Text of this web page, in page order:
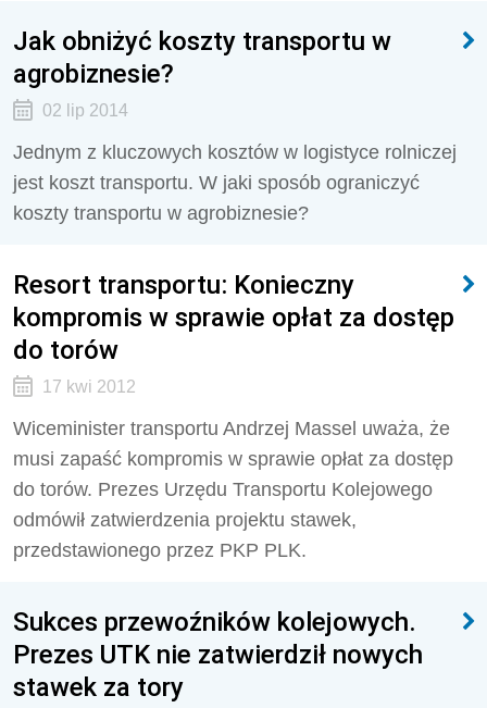
Jak obniżyć koszty transportu w
agrobiznesie?
02 lip 2014
Jednym z kluczowych kosztów w logistyce rolniczej
jest koszt transportu. W jaki sposób ograniczyć
koszty transportu w agrobiznesie?
Resort transportu: Konieczny
kompromis w sprawie opłat za dostęp
do torów
17 kwi 2012
Wiceminister transportu Andrzej Massel uważa, że
musi zapaść kompromis w sprawie opłat za dostęp
do torów. Prezes Urzędu Transportu Kolejowego
odmówił zatwierdzenia projektu stawek,
przedstawionego przez PKP PLK.
Sukces przewoźników kolejowych.
Prezes UTK nie zatwierdził nowych
stawek za tory